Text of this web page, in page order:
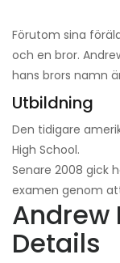
Förutom sina
och en bror.
hans brors namn
Utbildning
Den tidigare
High School.
Senare 2008 gick
examen genom
Andrew
Details